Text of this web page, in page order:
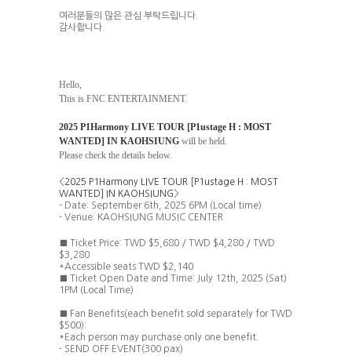
여러분들의 많은 관심 부탁드립니다
감사합니다
Hello,
This is FNC ENTERTAINMENT.
2025 P1Harmony LIVE TOUR [P1ustage H : MOST
WANTED] IN KAOHSIUNG will be held.
Please check the details below.
< 2025 P1Harmony LIVE TOUR [P1ustage H : MOST
WANTED] IN KAOHSIUNG >
- Date: September 6th, 2025 6PM (Local time)
- Venue: KAOHSIUNG MUSIC CENTER
Ticket Price: TWD $5,680 / TWD $4,280 / TWD
$3,280
*Accessible seats TWD $2,140
Ticket Open Date and Time: July 12th, 2025 (Sat)
1PM (Local Time)
Fan Benefits(each benefit sold separately for TWD
$500):
*Each person may purchase only one benefit.
- SEND OFF EVENT(300 pax)